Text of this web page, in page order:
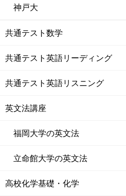
神戸大
共通テスト数学
共通テスト英語リーディング
共通テスト英語リスニング
英文法講座
福岡大学の英文法
立命館大学の英文法
高校化学基礎・化学